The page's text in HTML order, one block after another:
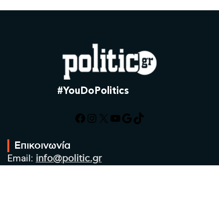
#YouDoPolitics
Facebook
Instagram
X YouTube
Google
TikTok
Επικοινωνία
Email: info@politic.gr